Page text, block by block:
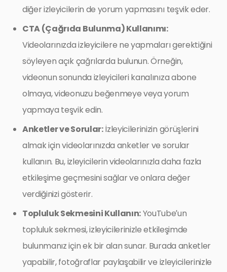
diğer izleyicilerin de yorum yapmasını teşvik eder.
CTA (Çağrıda Bulunma) Kullanımı:
Videolarınızda izleyicilere ne yapmaları gerektiğini
söyleyen açık çağrılarda bulunun. Örneğin,
videonun sonunda izleyicileri kanalınıza abone
olmaya, videonuzu beğenmeye veya yorum
yapmaya teşvik edin.
Anketler ve Sorular:İzleyicilerinizin görüşlerini
almak için videolarınızda anketler ve sorular
kullanın. Bu, izleyicilerin videolarınızla daha fazla
etkileşime geçmesini sağlar ve onlara değer
verdiğinizi gösterir.
Topluluk Sekmesini Kullanın:YouTube’un
topluluk sekmesi, izleyicilerinizle etkileşimde
bulunmanız için ek bir alan sunar. Burada anketler
yapabilir, fotoğraflar paylaşabilir ve izleyicilerinizle